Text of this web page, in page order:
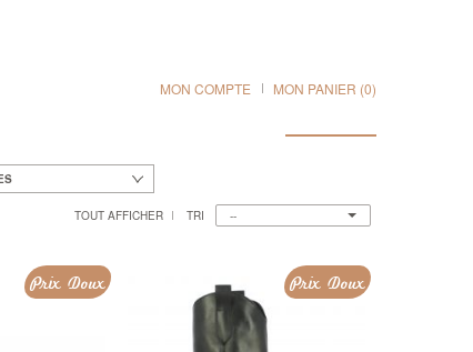
MON PANIER (0)
MON COMPTE
TRI --
TOUT AFFICHER
Prix Doux Prix Doux